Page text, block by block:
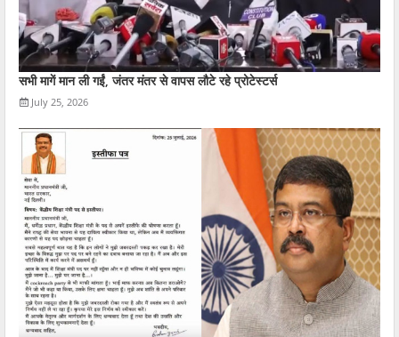
सभी मागें मान ली गईं, जंतर मंतर से वापस लौटे रहे प्रोटेस्टर्स
July 25, 2026